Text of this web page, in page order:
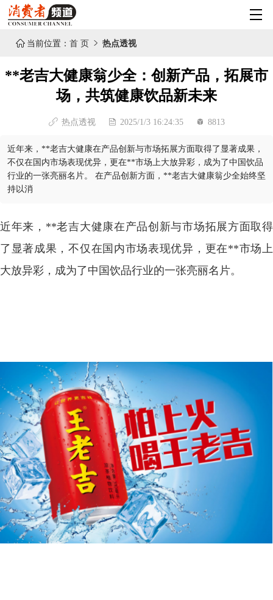
当前位置：首 页  热点透视
**老吉大健康翁少全：创新产品，拓展市
场，共筑健康饮品新未来
热点透视 2025/1/3 16:24:35 8813
近年来，**老吉大健康在产品创新与市场拓展方面取得了显著成果，
不仅在国内市场表现优异，更在**市场上大放异彩，成为了中国饮品
行业的一张亮丽名片。 在产品创新方面，**老吉大健康翁少全始终坚
持以消
近年来，**老吉大健康在产品创新与市场拓展方面取得
了显著成果，不仅在国内市场表现优异，更在**市场上
大放异彩，成为了中国饮品行业的一张亮丽名片。